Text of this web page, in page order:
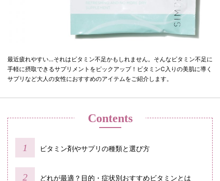
最近疲れやすい…それはビタミン不足かもしれません。そんなビタミン不足に
手軽に摂取できるサプリメントをピックアップ！ビタミンC入りの美肌に導く
サプリなど大人の女性におすすめのアイテムをご紹介します。
Contents
ビタミン剤やサプリの種類と選び方
どれが最適？目的・症状別おすすめビタミンとは